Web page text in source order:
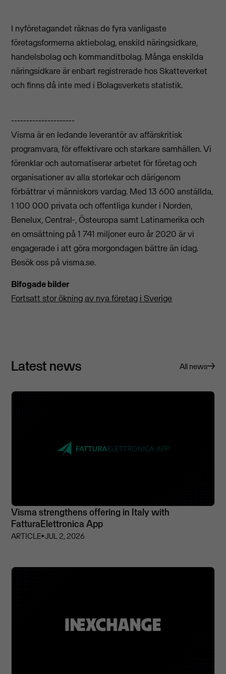
I nyföretagandet räknas de fyra vanligaste
företagsformerna aktiebolag, enskild näringsidkare,
handelsbolag och kommanditbolag. Många enskilda
näringsidkare är enbart registrerade hos Skatteverket
och finns då inte med i Bolagsverkets statistik.
---------------------
Visma är en ledande leverantör av affärskritisk
programvara, för effektivare och starkare samhällen. Vi
förenklar och automatiserar arbetet för företag och
organisationer av alla storlekar och därigenom
förbättrar vi människors vardag. Med 13 600 anställda,
1 100 000 privata och offentliga kunder i Norden,
Benelux, Central-, Östeuropa samt Latinamerika och
en omsättning på 1 741 miljoner euro år 2020 är vi
engagerade i att göra morgondagen bättre än idag.
Besök oss på visma.se.
Bifogade bilder
Fortsatt stor ökning av nya företag i Sverige
Latest news All news
Visma strengthens offering in Italy with
FatturaElettronica App
ARTICLE⏵JUL 2, 2026